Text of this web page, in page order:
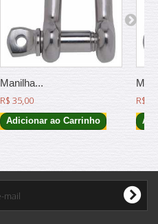
Manilha...
R$ 35,00
Adicionar ao Carrinho
R$